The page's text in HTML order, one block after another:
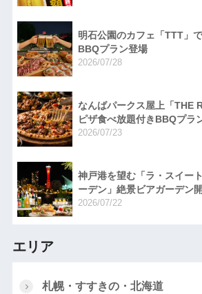
明石公園のカフェ「TTT」
BBQプラン登場
2026/07/28
なんばパークス屋上「THE
ピザ食べ放題付きBBQプラ
2026/07/23
神戸港を望む「ラ・スイー
ーデン」絶景ビアガーデン
2026/07/22
エリア
札幌・すすきの・北海道